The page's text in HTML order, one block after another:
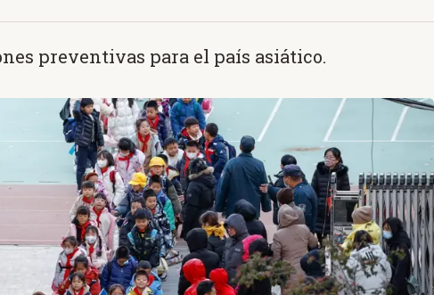
preventivas para el país asiático.